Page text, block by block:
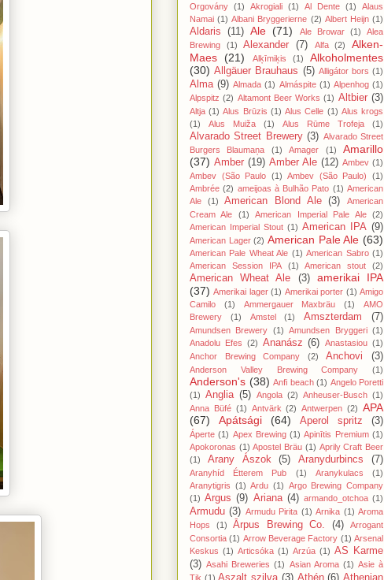
Orgovány (1) Akrogiali (1) Al Dente (1)
Alaus
Namai (1) Albani Bryggerierne (2) Albert Heijn (1)
Aldaris (11) Ale (71) Ale Browar (1)
Alea
Brewing
(1) Alexander (7) Alfa (2)
Alken-
Maes
(21) Alķīmiķis (1)
Alkoholmentes
(30) Allgäuer Brauhaus (5) Alligátor bors (1)
Alma (9) Almada (1) Almáspite (1) Alpenhog (1)
Alpspitz (2) Altamont Beer Works (1) Altbier (3)
Altja (1) Alus Brūzis (1) Alus Celle (1) Alus krogs
(1)
Alus Muiža (1) Alus Rūme Trofeja (1)
Alvarado Street Brewery (3) Alvarado Street
Burgers Blaumaņa
(1) Amager (1)
Amarillo
(37) Amber (19) Amber Ale (12) Ambev (1)
Ambev (São Paulo (1) Ambev (São Paulo)
(1)
Ambrée (2) ameijoas à Bulhão Pato (1) American
Ale
(1) American Blond Ale (3)
American
Cream Ale
(1) American Imperial Pale Ale
(2)
American Imperial Stout (1) American IPA (9)
American Lager (2) American Pale Ale (63)
American Pale Wheat Ale (1) American Sabro (1)
American Session IPA
(1) American stout (2)
American Wheat Ale (3)
amerikai IPA
(37) Amerikai lager (1) Amerikai porter (1) Amigo
Camilo
(1) Ammergauer Maxbräu (1)
AMO
Brewery
(1) Amstel (1) Amszterdam (7)
Amundsen Brewery (1) Amundsen Bryggeri (1)
Anadolu Efes (2) Ananász (6) Anastasiou (1)
Anchor Brewing Company
(2) Anchovi (3)
Anderson Valley Brewing Company (1)
Anderson's (38) Anfi beach (1) Angelo Poretti
(1) Anglia (5) Angola (2) Anheuser-Busch (1)
Anna Büfé (1) Antvärk (2) Antwerpen (2) APA
(67)
Apátsági (64) Aperol spritz (3)
Áperte (1) Apex Brewing (1) Apinītis Premium (1)
Apokoronas (1) Apostel Bräu (1) Aprily Craft Beer
(1)
Arany Ászok (5) Aranydurbincs (7)
Aranyhíd Étterem Pub (1) Aranykulacs
(1)
Aranytigris (1) Ardu (1) Argo Brewing Company
(1) Argus (9) Ariana (4) armando_otchoa (1)
Armudu (3) Armudu Pirita (1) Arnika (1) Aroma
Hops
(1) Ārpus Brewing Co. (4)
Arrogant
Consortia (1) Arrow Beverage Factory (1) Arsenal
Keskus (1) Articsóka (1) Arzúa (1) AS Karme
(3) Asahi Breweries (1) Asian Aroma (1) Asie à
Tik (1) Aszalt szilva (3) Athén (6) Athenian